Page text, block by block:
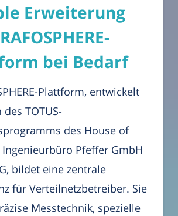
Erweiterung
bei Bedarf
Plattform, entwickelt
TOTUS-
des House of
Ingenieurbüro Pfeffer GmbH
bildet eine zentrale
für Verteilnetzbetreiber. Sie
Messtechnik, spezielle